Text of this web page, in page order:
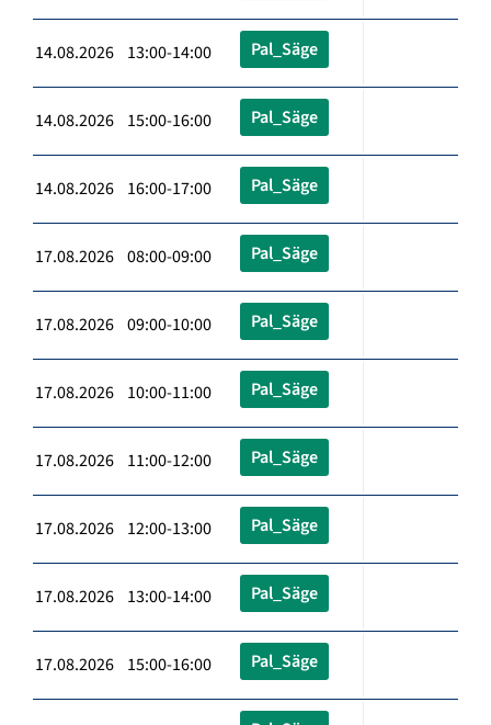
14.08.2026 13:00-14:00 Pal_Säge
14.08.2026 15:00-16:00 Pal_Säge
14.08.2026 16:00-17:00 Pal_Säge
17.08.2026 08:00-09:00 Pal_Säge
17.08.2026 09:00-10:00 Pal_Säge
17.08.2026 10:00-11:00 Pal_Säge
17.08.2026 11:00-12:00 Pal_Säge
17.08.2026 12:00-13:00 Pal_Säge
17.08.2026 13:00-14:00 Pal_Säge
17.08.2026 15:00-16:00 Pal_Säge